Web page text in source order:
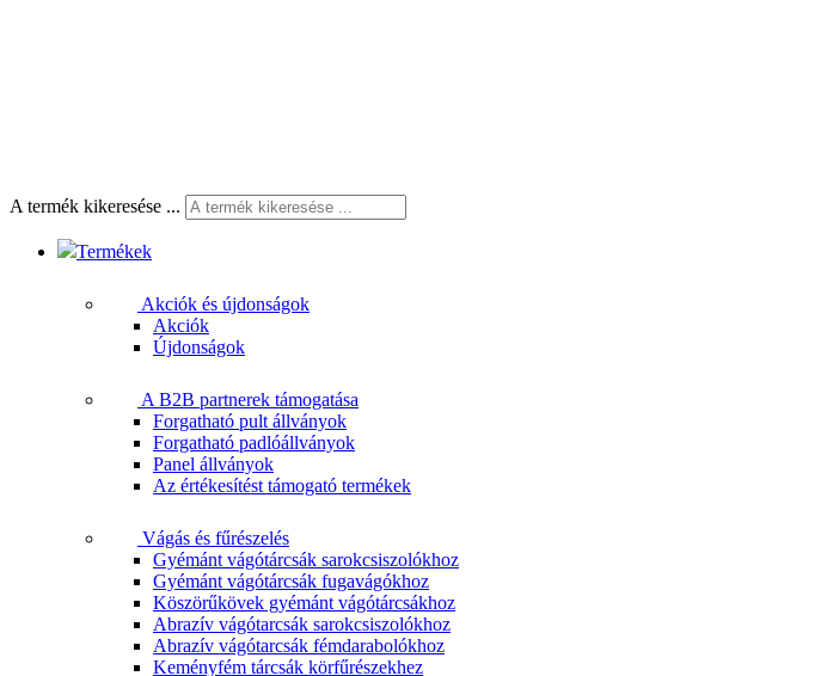
A termék kikeresése ...
Termékek
Akciók és újdonságok
Akciók
Újdonságok
A B2B partnerek támogatása
Forgatható pult állványok
Forgatható padlóállványok
Panel állványok
Az értékesítést támogató termékek
Vágás és fűrészelés
Gyémánt vágótárcsák sarokcsiszolókhoz
Gyémánt vágótárcsák fugavágókhoz
Köszörűkövek gyémánt vágótárcsákhoz
Abrazív vágótarcsák sarokcsiszolókhoz
Abrazív vágótarcsák fémdarabolókhoz
Keményfém tárcsák körfűrészekhez